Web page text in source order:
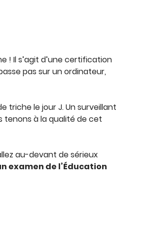
! Il s’agit d’une certification
pas sur un ordinateur,
triche le jour J. Un surveillant
tenons à la qualité de cet
au-devant de sérieux
examen de l’Éducation